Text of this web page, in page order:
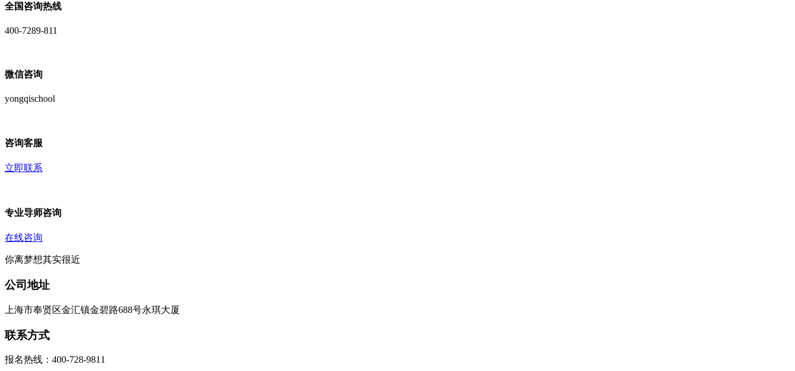
全国咨询热线
400-7289-811
微信咨询
yongqischool
咨询客服
立即联系
专业导师咨询
在线咨询
你离梦想其实很近
公司地址
上海市奉贤区金汇镇金碧路688号永琪大厦
联系方式
报名热线：400-728-9811